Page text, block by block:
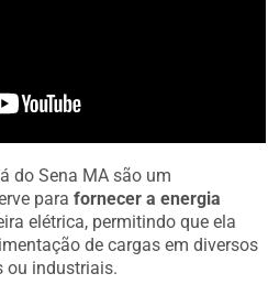
do Sena MA são um
parafornecer a energia
elétrica, permitindo que ela
de cargas em diversos
ou industriais.